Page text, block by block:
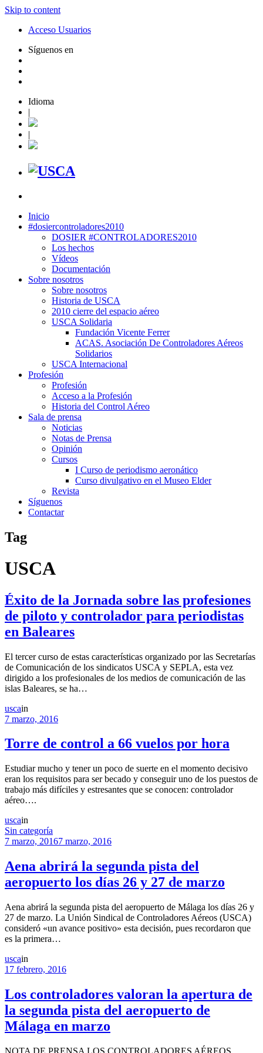
Skip to content
Acceso Usuarios
Síguenos en
Idioma
|
|
Inicio
#dosiercontroladores2010
DOSIER #CONTROLADORES2010
Los hechos
Vídeos
Documentación
Sobre nosotros
Sobre nosotros
Historia de USCA
2010 cierre del espacio aéreo
USCA Solidaria
Fundación Vicente Ferrer
ACAS. Asociación De Controladores Aéreos
Solidarios
USCA Internacional
Profesión
Profesión
Acceso a la Profesión
Historia del Control Aéreo
Sala de prensa
Noticias
Notas de Prensa
Opinión
Cursos
I Curso de periodismo aeronático
Curso divulgativo en el Museo Elder
Revista
Síguenos
Contactar
Tag
USCA
Éxito de la Jornada sobre las profesiones
de piloto y controlador para periodistas
en Baleares
El tercer curso de estas características organizado por las Secretarías
de Comunicación de los sindicatos USCA y SEPLA, esta vez
dirigido a los profesionales de los medios de comunicación de las
islas Baleares, se ha…
uscain
7 marzo, 2016
Torre de control a 66 vuelos por hora
Estudiar mucho y tener un poco de suerte en el momento decisivo
eran los requisitos para ser becado y conseguir uno de los puestos de
trabajo más difíciles y estresantes que se conocen: controlador
aéreo….
uscain
Sin categoría
7 marzo, 20167 marzo, 2016
Aena abrirá la segunda pista del
aeropuerto los días 26 y 27 de marzo
Aena abrirá la segunda pista del aeropuerto de Málaga los días 26 y
27 de marzo. La Unión Sindical de Controladores Aéreos (USCA)
consideró «un avance positivo» esta decisión, pues recordaron que
es la primera…
uscain
17 febrero, 2016
Los controladores valoran la apertura de
la segunda pista del aeropuerto de
Málaga en marzo
NOTA DE PRENSA LOS CONTROLADORES AÉREOS